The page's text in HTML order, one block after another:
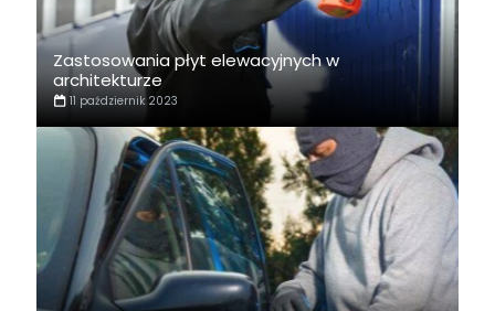
Zastosowania płyt elewacyjnych w
architekturze
11 październik 2023